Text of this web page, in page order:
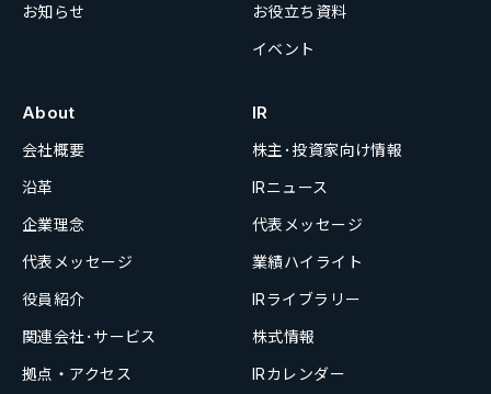
お知らせ
お役立ち資料
イベント
About
会社概要
沿革
企業理念
代表メッセージ
役員紹介
関連会社･サービス
拠点・アクセス
IR
株主･投資家向け情報
IRニュース
代表メッセージ
業績ハイライト
IRライブラリー
株式情報
IRカレンダー